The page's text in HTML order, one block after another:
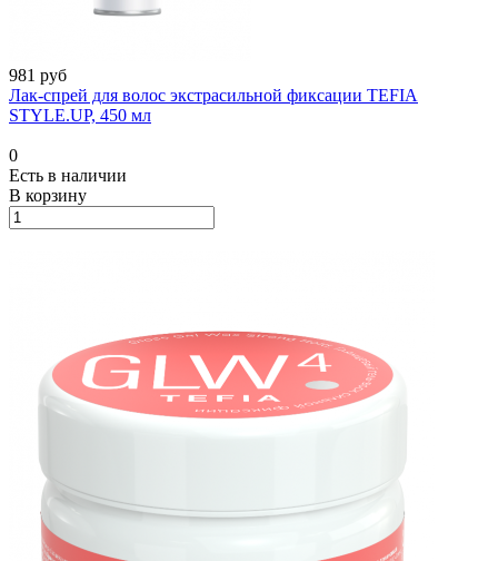
981 руб
Лак-спрей для волос экстрасильной фиксации TEFIA
STYLE.UP, 450 мл
0
Есть в наличии
В корзину